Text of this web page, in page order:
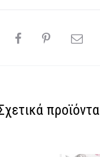
SHARE
προϊόντα